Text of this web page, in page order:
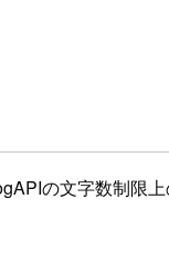
の文字数制限